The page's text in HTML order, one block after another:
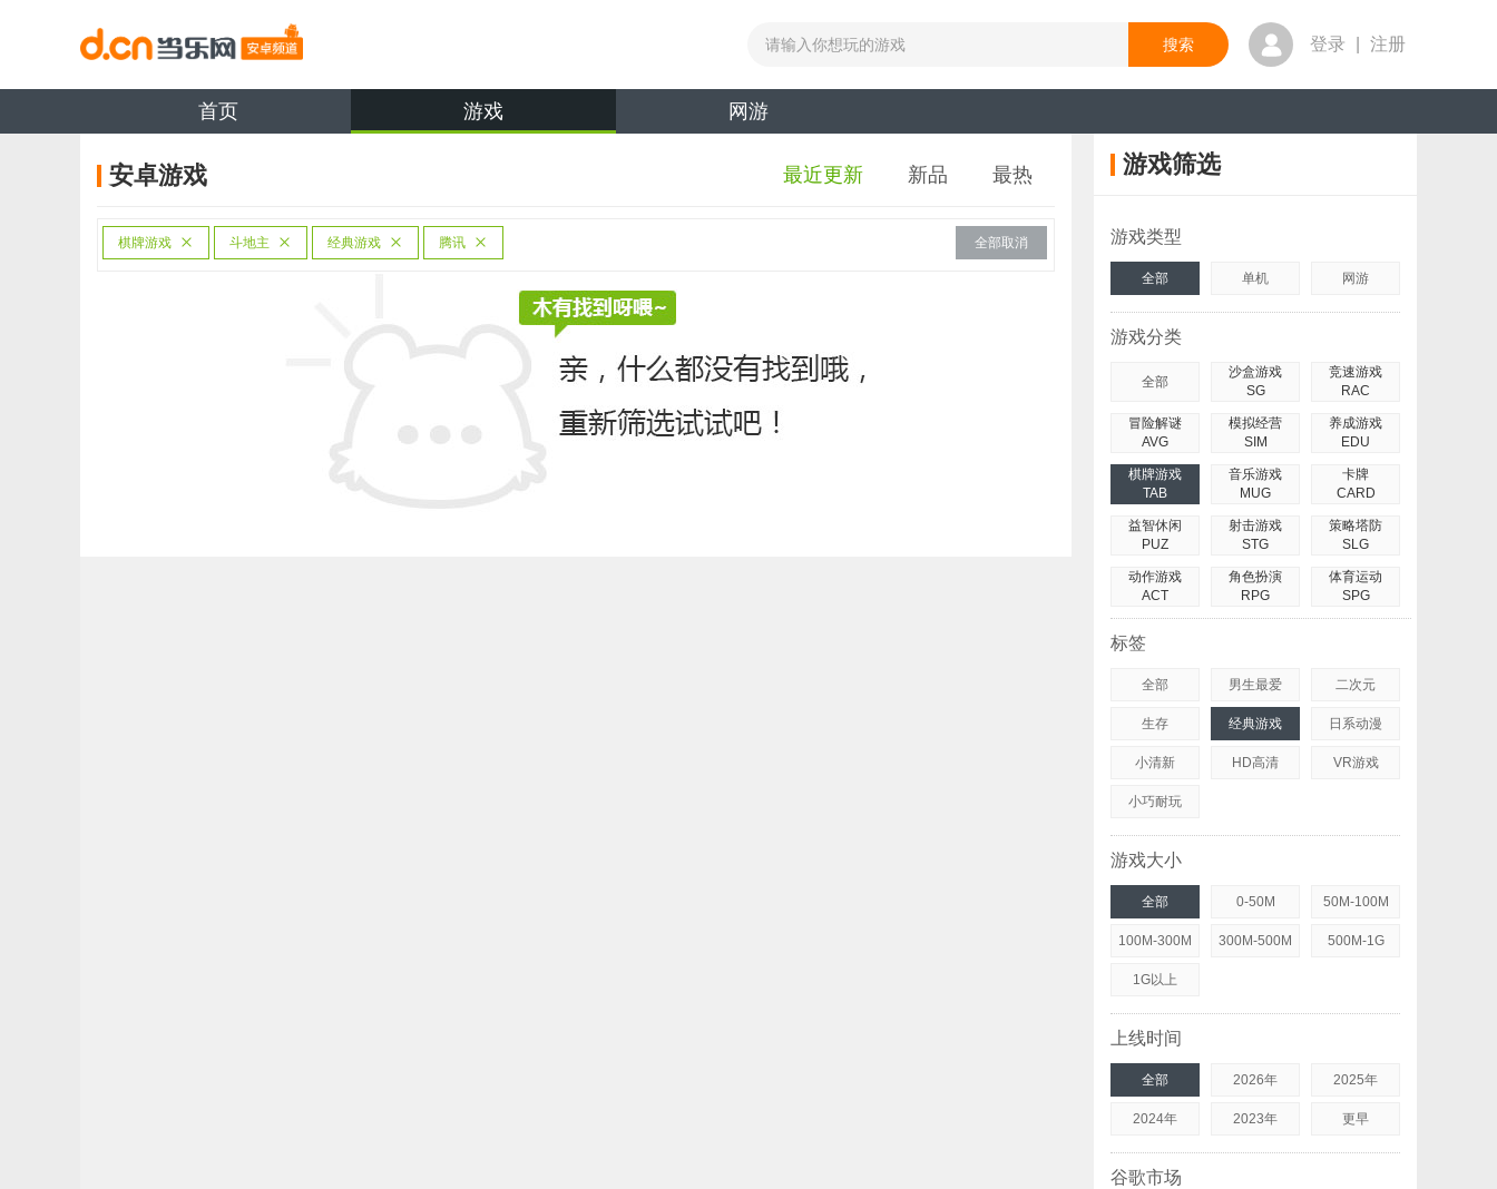
登录 注册
首页 游戏 网游
安卓游戏 最近更新 新品 最热
棋牌游戏 斗地主 经典游戏 腾讯 全部取消
游戏筛选
游戏类型
全部 单机 网游
游戏分类
全部
沙盒游戏
SG
竞速游戏
RAC
冒险解谜
AVG
模拟经营
SIM
养成游戏
EDU
棋牌游戏
TAB
音乐游戏
MUG
卡牌
CARD
益智休闲
PUZ
射击游戏
STG
策略塔防
SLG
动作游戏
ACT
角色扮演
RPG
体育运动
SPG
标签
全部 男生最爱 二次元
生存 经典游戏 日系动漫
小清新 HD高清 VR游戏
小巧耐玩
游戏大小
全部 0-50M 50M-100M
100M-300M 300M-500M 500M-1G
1G以上
上线时间
全部 2026年 2025年
2024年 2023年 更早
谷歌市场